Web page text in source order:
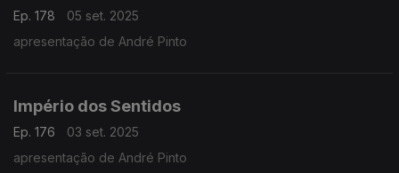
Ep. 178
05 set. 2025
apresentação de André Pinto
Império dos Sentidos
Ep. 176
03 set. 2025
apresentação de André Pinto